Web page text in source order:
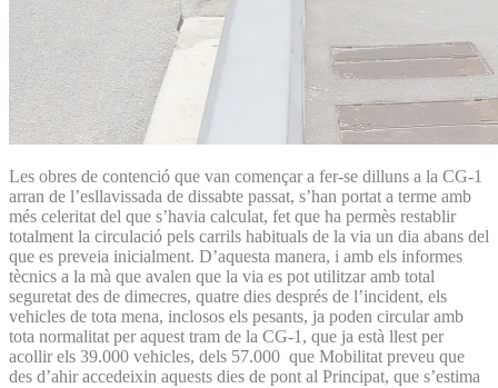
Les obres de contenció que van començar a fer-se dilluns a la CG-1
arran de l’esllavissada de dissabte passat, s’han portat a terme amb
més celeritat del que s’havia calculat, fet que ha permès restablir
totalment la circulació pels carrils habituals de la via un dia abans del
que es preveia inicialment. D’aquesta manera, i amb els informes
tècnics a la mà que avalen que la via es pot utilitzar amb total
seguretat des de dimecres, quatre dies després de l’incident, els
vehicles de tota mena, inclosos els pesants, ja poden circular amb
tota normalitat per aquest tram de la CG-1, que ja està llest per
acollir els 39.000 vehicles, dels 57.000 que Mobilitat preveu que
des d’ahir accedeixin aquests dies de pont al Principat, que s’estima